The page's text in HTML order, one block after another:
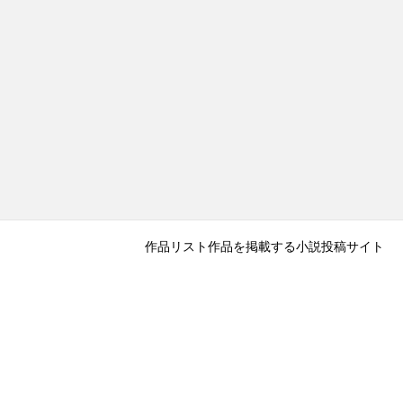
作品リスト作品を掲載する小説投稿サイト